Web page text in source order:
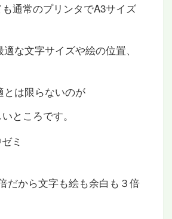
通常のプリンタでA3サイズ
な文字サイズや絵の位置、
とは限らないのが
ところです。
だから文字も絵も余白も３倍